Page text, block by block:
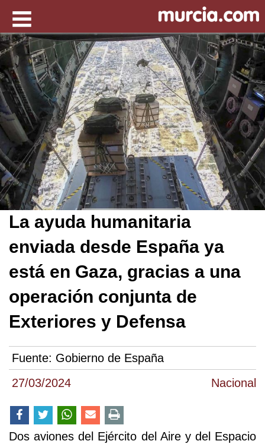
27/03/2024 Nacional
La ayuda humanitaria
enviada desde España ya
está en Gaza, gracias a una
operación conjunta de
Exteriores y Defensa
Fuente: Gobierno de España
Dos aviones del Ejército del Aire y del Espacio